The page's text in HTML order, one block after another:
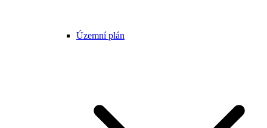
Územní plán